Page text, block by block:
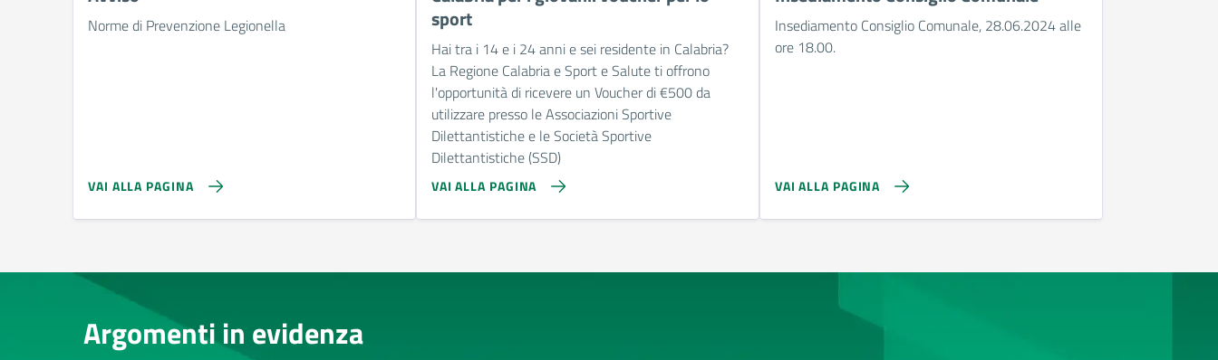
Norme di Prevenzione Legionella
VAI ALLA PAGINA
sport
Hai tra i 14 e i 24 anni e sei residente in Calabria?
La Regione Calabria e Sport e Salute ti offrono
l'opportunità di ricevere un Voucher di €500 da
utilizzare presso le Associazioni Sportive
Dilettantistiche e le Società Sportive
Dilettantistiche (SSD)
VAI ALLA PAGINA
Insediamento Consiglio Comunale, 28.06.2024 alle
ore 18.00.
VAI ALLA PAGINA
Argomenti in evidenza